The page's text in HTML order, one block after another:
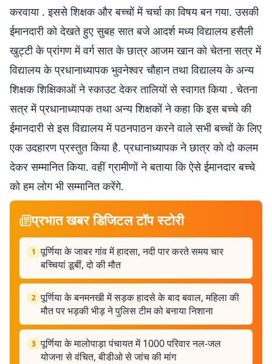
करवाया . इससे शिक्षक और बच्चों में चर्चा का विषय बन गया. उसकी
ईमानदारी को देखते हुए सुबह सात बजे आदर्श मध्य विद्यालय हसैली
खुट्टी के प्रांगण में वर्ग सात के छात्र आजम खान को चेतना सत्र में
विद्यालय के प्रधानाध्यापक भुवनेश्वर चौहान तथा विद्यालय के अन्य
शिक्षक शिक्षिकाओं ने स्काउट देकर तालियों से स्वागत किया . चेतना
सत्र में प्रधानाध्यापक तथा अन्य शिक्षकों ने कहा कि इस बच्चे की
ईमानदारी से इस विद्यालय में पठनपाठन करने वाले सभी बच्चों के लिए
एक उदहारण प्रस्तुत किया है. प्रधानाध्यापक ने छात्र को दो कलम
देकर सम्मानित किया. वहीं ग्रामीणों ने बताया कि ऐसे ईमानदार बच्चे
को हम लोग भी सम्मानित करेंगे.
प्रभात खबर डिजिटल टॉप स्टोरी
1 पूर्णिया के जाबर गांव में हादसा, नदी पार करते समय चार
बच्चियां डूबीं, दो की मौत
2 पूर्णिया के बनमनखी में सड़क हादसे के बाद बवाल, महिला की
मौत पर भड़की भीड़ ने पुलिस टीम को बनाया निशाना
3 पूर्णिया के मालोपाड़ा पंचायत में 1000 परिवार नल-जल
योजना से वंचित, बीडीओ से जांच की मांग